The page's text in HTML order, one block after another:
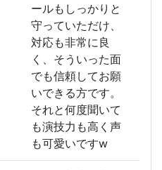
ールもしっかりと
守っていただけ、
対応も非常に良
く、そういった面
でも信頼してお願
いできる方です。
それと何度聞いて
も演技力も高く声
も可愛いですw